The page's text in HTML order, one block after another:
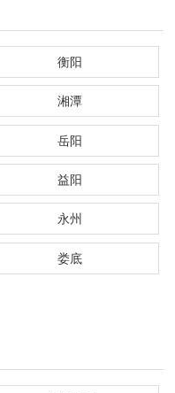
衡阳
湘潭
岳阳
益阳
永州
娄底